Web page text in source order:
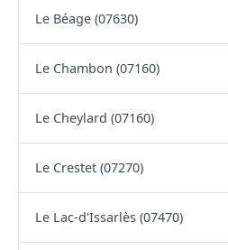
Le Béage (07630)
Le Chambon (07160)
Le Cheylard (07160)
Le Crestet (07270)
Le Lac-d'Issarlès (07470)